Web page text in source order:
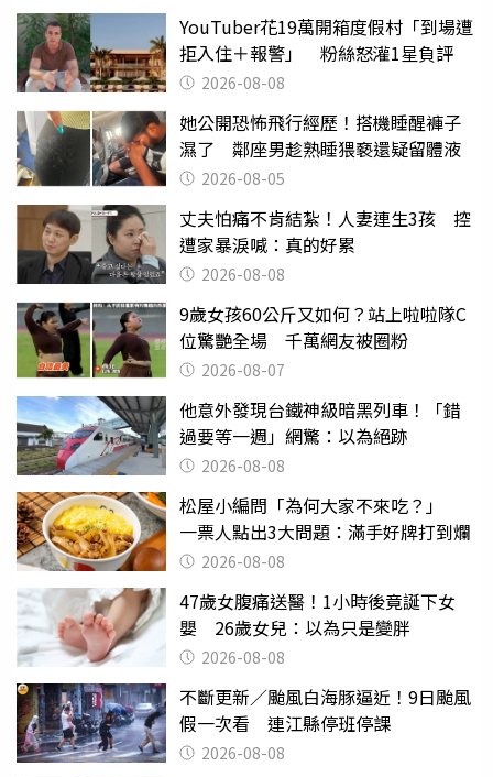
YouTuber花19萬開箱度假村「到場遭
拒入住＋報警」 粉絲怒灌1星負評
2026-08-08
她公開恐怖飛行經歷！搭機睡醒褲子
濕了 鄰座男趁熟睡猥褻還疑留體液
2026-08-05
丈夫怕痛不肯結紮！人妻連生3孩 控
遭家暴淚喊：真的好累
2026-08-08
9歲女孩60公斤又如何？站上啦啦隊C
位驚艷全場 千萬網友被圈粉
2026-08-07
他意外發現台鐵神級暗黑列車！「錯
過要等一週」網驚：以為絕跡
2026-08-08
松屋小編問「為何大家不來吃？」
一票人點出3大問題：滿手好牌打到爛
2026-08-08
47歲女腹痛送醫！1小時後竟誕下女
嬰 26歲女兒：以為只是變胖
2026-08-08
不斷更新／颱風白海豚逼近！9日颱風
假一次看 連江縣停班停課
2026-08-08